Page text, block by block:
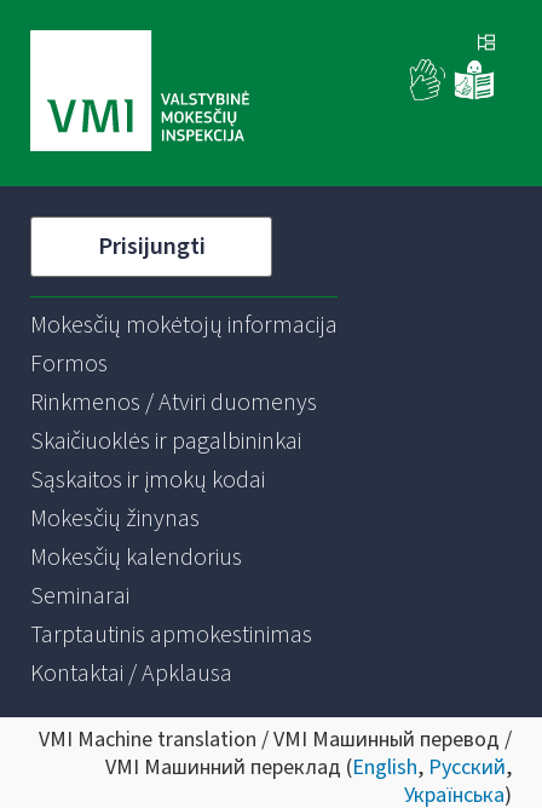
Prisijungti
Mokesčių mokėtojų informacija
Formos
Rinkmenos / Atviri duomenys
Skaičiuoklės ir pagalbininkai
Sąskaitos ir įmokų kodai
Mokesčių žinynas
Mokesčių kalendorius
Seminarai
Tarptautinis apmokestinimas
Kontaktai / Apklausa
VMI Machine translation / VMI Машинный перевод /
VMI Машинний переклад (English, Русский,
Українська)